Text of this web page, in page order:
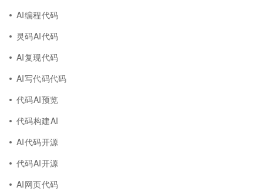
AI编程代码
灵码AI代码
AI复现代码
AI写代码代码
代码AI预览
代码构建AI
AI代码开源
代码AI开源
AI网页代码